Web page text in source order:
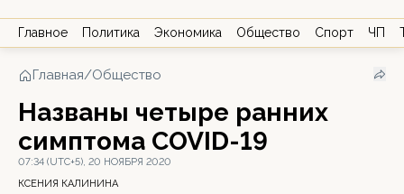
Главное Политика Экономика Общество Спорт ЧП
Главная/Общество
Названы четыре ранних
симптома COVID-19
07:34 (UTC+5), 20 НОЯБРЯ 2020
КСЕНИЯ КАЛИНИНА